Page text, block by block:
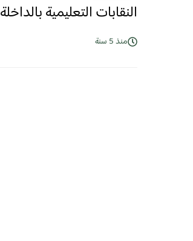
النقابات التعليمية
منذ 5 سنة